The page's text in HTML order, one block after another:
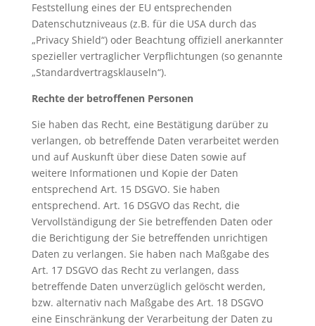
Feststellung eines der EU entsprechenden
Datenschutzniveaus (z.B. für die USA durch das
„Privacy Shield“) oder Beachtung offiziell anerkannter
spezieller vertraglicher Verpflichtungen (so genannte
„Standardvertragsklauseln“).
Rechte der betroffenen Personen
Sie haben das Recht, eine Bestätigung darüber zu
verlangen, ob betreffende Daten verarbeitet werden
und auf Auskunft über diese Daten sowie auf
weitere Informationen und Kopie der Daten
entsprechend Art. 15 DSGVO. Sie haben
entsprechend. Art. 16 DSGVO das Recht, die
Vervollständigung der Sie betreffenden Daten oder
die Berichtigung der Sie betreffenden unrichtigen
Daten zu verlangen. Sie haben nach Maßgabe des
Art. 17 DSGVO das Recht zu verlangen, dass
betreffende Daten unverzüglich gelöscht werden,
bzw. alternativ nach Maßgabe des Art. 18 DSGVO
eine Einschränkung der Verarbeitung der Daten zu